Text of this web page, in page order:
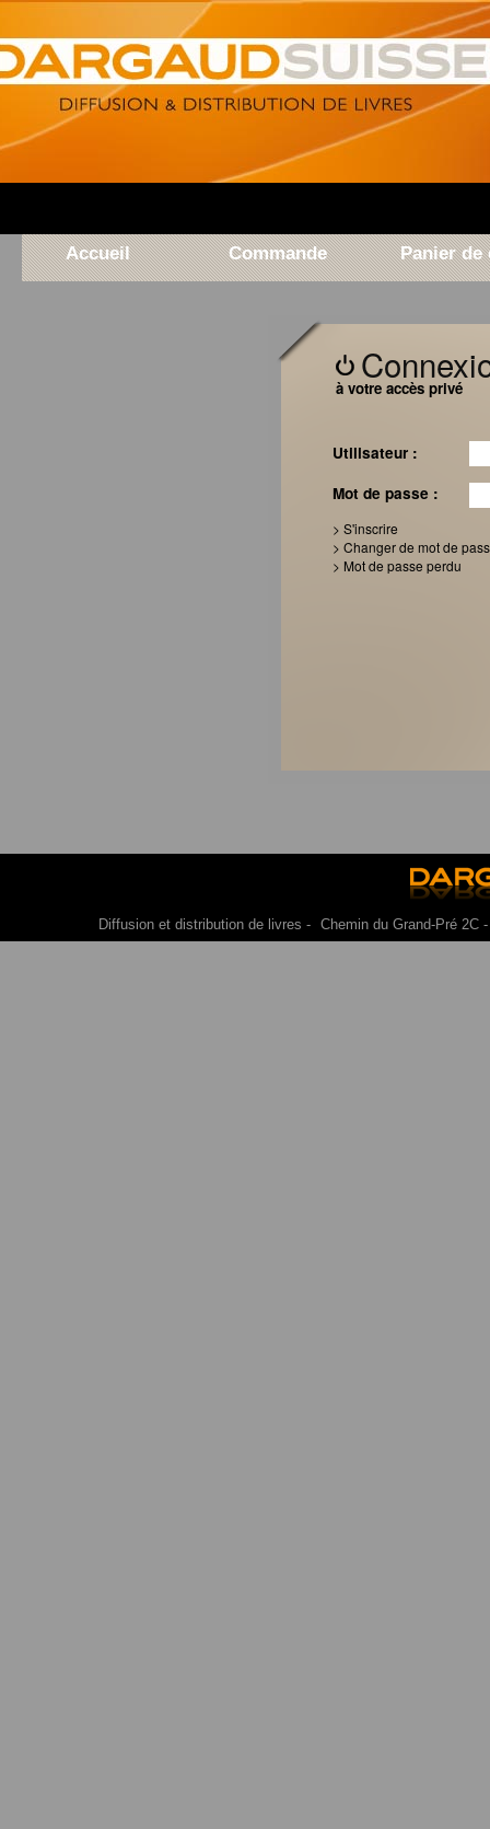
Accueil Commande Panier de
à votre accès privé
Utilisateur :
Mot de passe :
> S'inscrire
> Changer de mot de
> Mot de passe perdu
Diffusion et distribution de livres - Chemin du Grand-Pré 2C